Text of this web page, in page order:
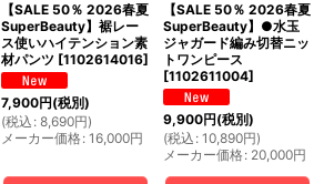
【SALE 50％ 2026春夏
SuperBeauty】裾レー
ス使いハイテンション素
材パンツ [1102614016]
7,900円(税別)
(税込 : 8,690円)
メーカー価格: 16,000円
【SALE 50％ 2026春夏
SuperBeauty】●水玉
ジャガード編み切替ニッ
トワンピース
[1102611004]
9,900円(税別)
(税込 : 10,890円)
メーカー価格: 20,000円